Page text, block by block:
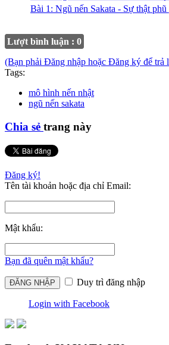
Bài 1: Ngũ nến Sakata - Sự thật
Lượt bình luận : 0
(Bạn phải Đăng nhập hoặc Đăng ký để trả
Tags:
mô hình nến nhật
ngũ nến sakata
Chia sẻ trang này
Đăng ký!
Tên tài khoản hoặc địa chỉ Email:
Mật khẩu:
Bạn đã quên mật khẩu?
Duy trì đăng nhập
Login with Facebook